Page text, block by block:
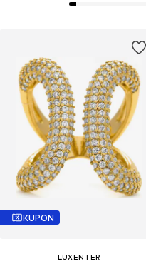
KUPON
LUXENTER